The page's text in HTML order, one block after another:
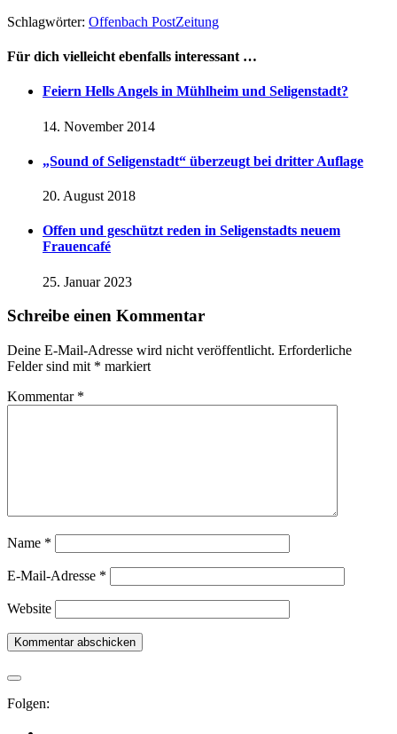
Schlagwörter: Offenbach PostZeitung
Für dich vielleicht ebenfalls interessant …
Feiern Hells Angels in Mühlheim und Seligenstadt?
14. November 2014
„Sound of Seligenstadt“ überzeugt bei dritter Auflage
20. August 2018
Offen und geschützt reden in Seligenstadts neuem
Frauencafé
25. Januar 2023
Schreibe einen Kommentar
Deine E-Mail-Adresse wird nicht veröffentlicht. Erforderliche
Felder sind mit * markiert
Kommentar *
Name *
E-Mail-Adresse *
Website
Folgen: